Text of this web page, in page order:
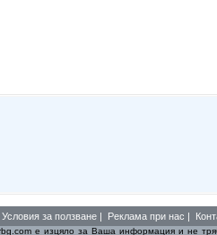
Условия за ползване | Реклама при нас |
е изцяло за Ваша информация и не